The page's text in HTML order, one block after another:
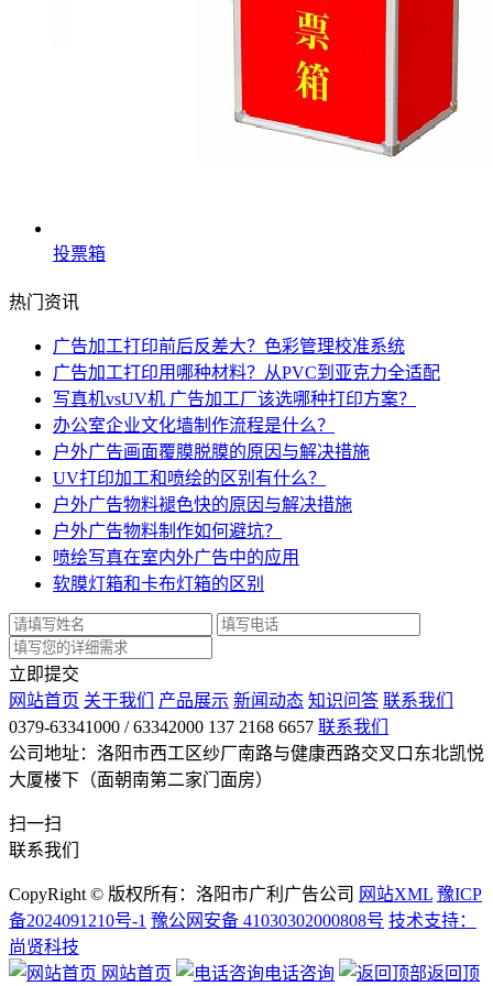
投票箱
热门资讯
广告加工打印前后反差大？色彩管理校准系统
广告加工打印用哪种材料？从PVC到亚克力全适配
写真机vsUV机 广告加工厂该选哪种打印方案？
办公室企业文化墙制作流程是什么？
户外广告画面覆膜脱膜的原因与解决措施
UV打印加工和喷绘的区别有什么？
户外广告物料褪色快的原因与解决措施
户外广告物料制作如何避坑？
喷绘写真在室内外广告中的应用
软膜灯箱和卡布灯箱的区别
立即提交
网站首页 关于我们 产品展示 新闻动态 知识问答 联系我们
0379-63341000 / 63342000 137 2168 6657 联系我们
公司地址：洛阳市西工区纱厂南路与健康西路交叉口东北凯悦
大厦楼下（面朝南第二家门面房）
扫一扫
联系我们
CopyRight © 版权所有：洛阳市广利广告公司 网站XML 豫ICP
备2024091210号-1 豫公网安备 41030302000808号 技术支持：
尚贤科技
网站首页
电话咨询 返回顶